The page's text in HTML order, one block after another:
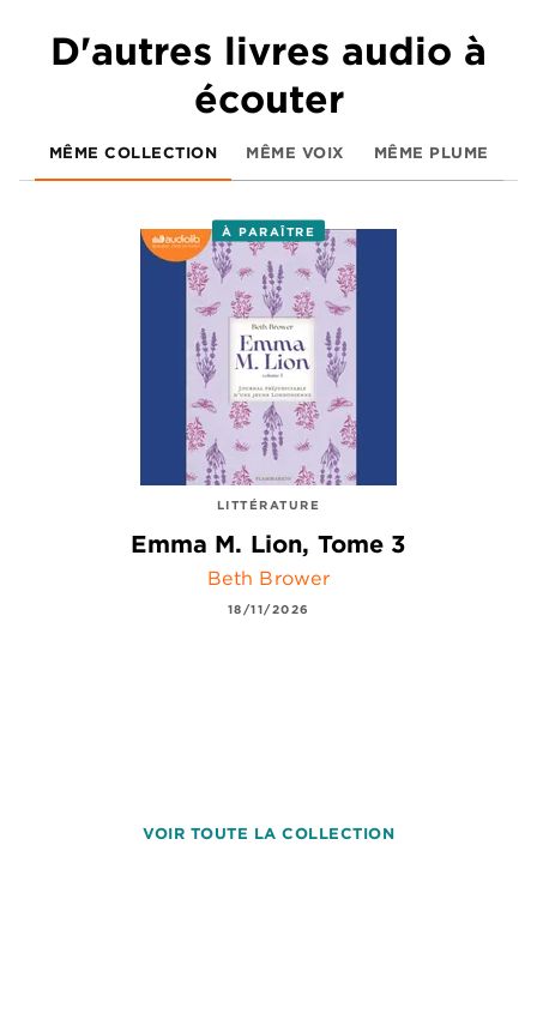
D'autres livres audio à
écouter
MÊME COLLECTION MÊME VOIX MÊME PLUME
À PARAÎTRE
LITTÉRATURE
Emma M. Lion, Tome 3
Beth Brower
18/11/2026
VOIR TOUTE LA COLLECTION